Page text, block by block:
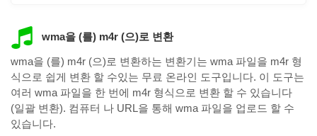
wma을 (를) m4r (으)로 변환
wma을 (를) m4r (으)로 변환하는 변환기는 wma 파일을 m4r 형
식으로 쉽게 변환 할 수있는 무료 온라인 도구입니다. 이 도구는
여러 wma 파일을 한 번에 m4r 형식으로 변환 할 수 있습니다
(일괄 변환). 컴퓨터 나 URL을 통해 wma 파일을 업로드 할 수
있습니다.